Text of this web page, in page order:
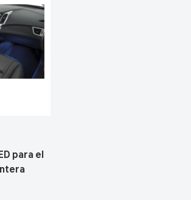
para el